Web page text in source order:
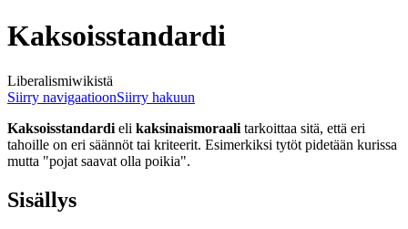
Kaksoisstandardi
Liberalismiwikistä
Siirry navigaatioonSiirry hakuun
Kaksoisstandardi eli kaksinaismoraali tarkoittaa sitä, että eri
tahoille on eri säännöt tai kriteerit. Esimerkiksi tytöt pidetään kurissa
mutta "pojat saavat olla poikia".
Sisällys